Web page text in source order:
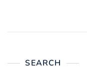
SEARCH